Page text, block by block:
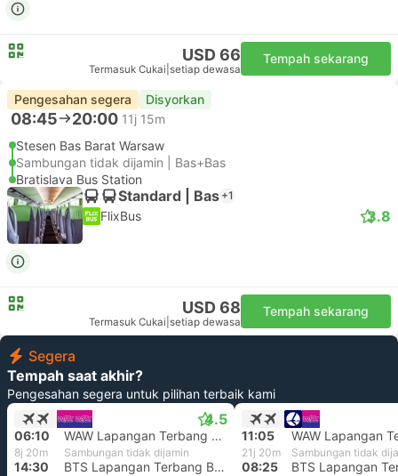
USD 66
Termasuk Cukai setiap dewasa
Tempah sekarang
Pengesahan segera Disyorkan
08:45 20:00 11j 15m
Stesen Bas Barat Warsaw
Sambungan tidak dijamin | Bas+Bas
Bratislava Bus Station
Standard | Bas +1
FlixBus 3.8
USD 68
Termasuk Cukai setiap dewasa
Tempah sekarang
Segera
Tempah saat akhir?
Pengesahan segera untuk pilihan terbaik kami
4.5
06:10 WAW Lapangan Terbang Warsaw Chopin, Warsaw LapanganTerbang
8j 20m Sambungan tidak dijamin
14:30 BTS Lapangan Terbang Bratislava
11:05
21j 20m Sambungan tidak
08:25